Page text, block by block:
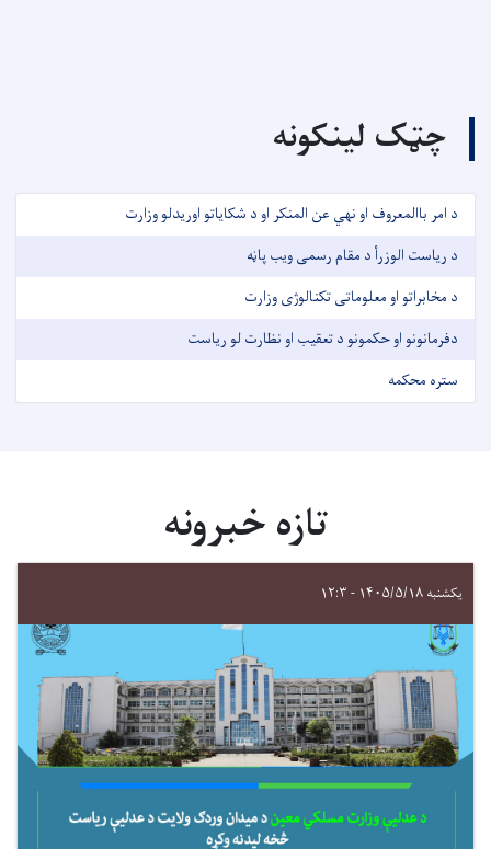
چټک لینکونه
د امر باالمعروف او نهي عن المنکر او د شکایاتو اوریدلو وزارت
د ریاست الوزرأ د مقام رسمی ویب پاڼه
د مخابراتو او معلوماتی تکنالوژی وزارت
دفرمانونو او حکمونو د تعقیب او نظارت لو ریاست
ستره محکمه
تازه خبرونه
یکشنبه ۱۴۰۵/۵/۱۸ - ۱۲:۳